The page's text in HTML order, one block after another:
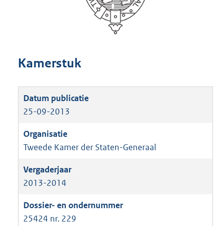
Kamerstuk
25-09-2013
Tweede Kamer der Staten-Generaal
2013-2014
25424 nr. 229